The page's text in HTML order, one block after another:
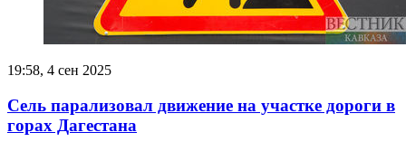
19:58, 4 сен 2025
Сель парализовал движение на участке дороги в
горах Дагестана